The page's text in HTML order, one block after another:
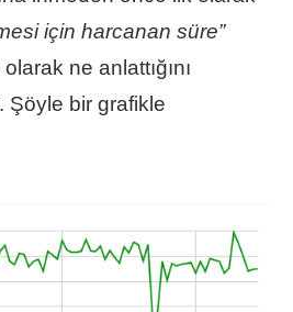
için harcanan süre”
ne anlattığını
Şöyle bir grafikle